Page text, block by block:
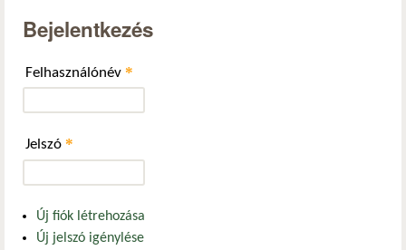
Bejelentkezés
Felhasználónév *
Jelszó *
Új fiók létrehozása
Új jelszó igénylése